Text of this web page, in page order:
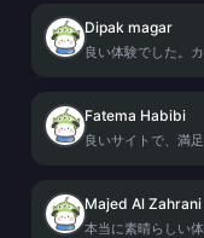
Dipak magar
良い体験でした。
Fatema Habibi
良いサイトで、満足
Majed Al Zahrani
本当に素晴らしい